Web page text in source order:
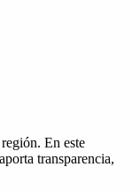
En este
transparencia,